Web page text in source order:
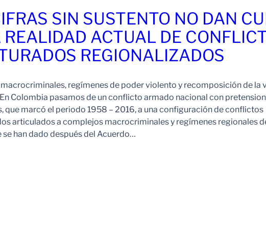
SIN SUSTENTO NO DAN
REALIDAD ACTUAL DE
REGIONALIZADOS
regímenes de poder violento y recomposición de la
Colombia pasamos de un conflicto armado nacional con
que marcó el periodo 1958 – 2016, a una configuración de conflictos
articulados a complejos macrocriminales y regímenes regionales
han dado después del Acuerdo…